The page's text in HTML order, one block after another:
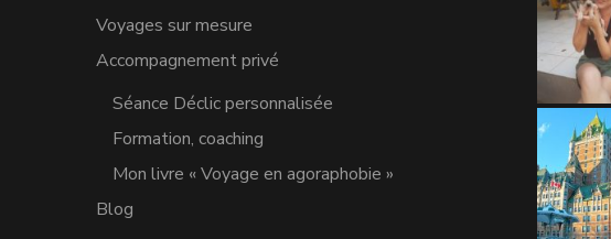
Voyages sur mesure
Accompagnement privé
Séance Déclic personnalisée
Formation, coaching
Mon livre « Voyage en agoraphobie »
Blog